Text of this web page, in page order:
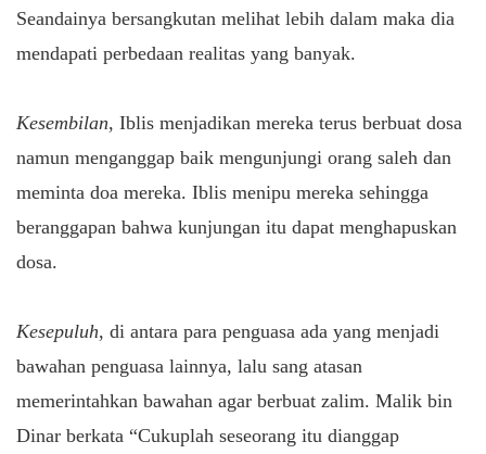
Seandainya bersangkutan melihat lebih dalam maka dia
mendapati perbedaan realitas yang banyak.
Kesembilan, Iblis menjadikan mereka terus berbuat dosa
namun menganggap baik mengunjungi orang saleh dan
meminta doa mereka. Iblis menipu mereka sehingga
beranggapan bahwa kunjungan itu dapat menghapuskan
dosa.
Kesepuluh, di antara para penguasa ada yang menjadi
bawahan penguasa lainnya, lalu sang atasan
memerintahkan bawahan agar berbuat zalim. Malik bin
Dinar berkata “Cukuplah seseorang itu dianggap